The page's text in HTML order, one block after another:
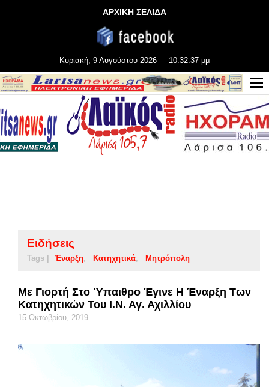
ΑΡΧΙΚΗ ΣΕΛΙΔΑ
Κυριακή, 9 Αυγούστου 2026 10:32:37 μμ
Ειδήσεις
Tags | Έναρξη Κατηχητικά Μητρόπολη
Με Γιορτή Στο Ύπαιθρο Έγινε Η Έναρξη Των
Κατηχητικών Του Ι.Ν. Αγ. Αχιλλίου
15 Οκτωβρίου, 2019